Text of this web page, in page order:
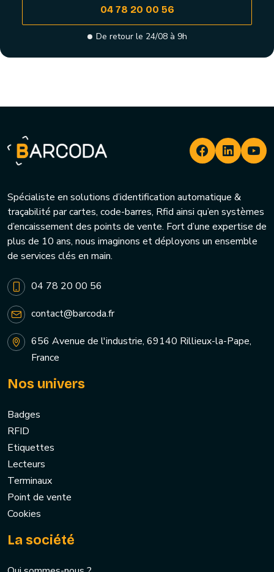
04 78 20 00 56
De retour le 24/08 à 9h
Spécialiste en solutions d’identification automatique &
traçabilité par cartes, code-barres, Rfid ainsi qu’en systèmes
d’encaissement des points de vente. Fort d’une expertise de
plus de 10 ans, nous imaginons et déployons un ensemble
de services clés en main.
04 78 20 00 56
contact@barcoda.fr
656 Avenue de l'industrie, 69140 Rillieux-la-Pape,
France
Nos univers
Badges
RFID
Etiquettes
Lecteurs
Terminaux
Point de vente
Cookies
La société